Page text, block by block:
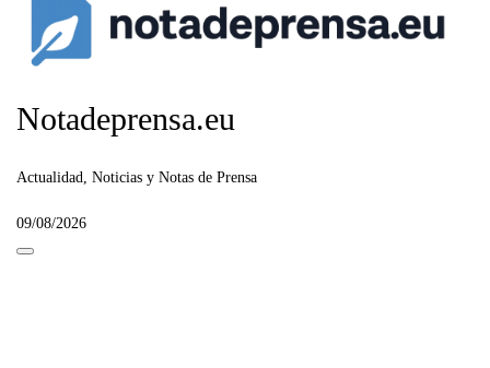
Notadeprensa.eu
Actualidad, Noticias y Notas de Prensa
09/08/2026